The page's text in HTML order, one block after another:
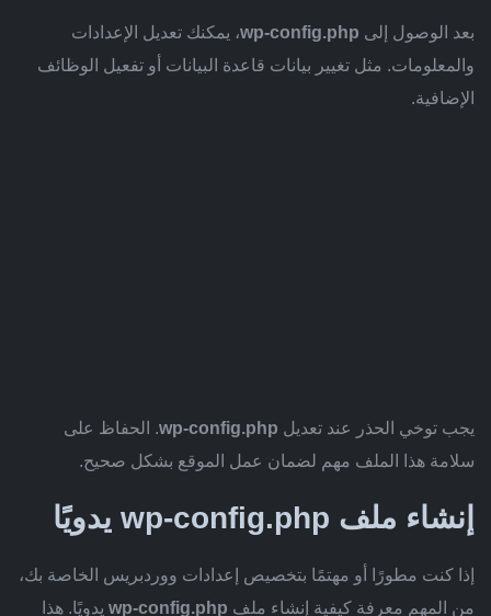
بعد الوصول إلى wp-config.php، يمكنك تعديل الإعدادات
والمعلومات. مثل تغيير بيانات قاعدة البيانات أو تفعيل الوظائف
الإضافية.
يجب توخي الحذر عند تعديل wp-config.php. الحفاظ على
سلامة هذا الملف مهم لضمان عمل الموقع بشكل صحيح.
إنشاء ملف wp-config.php يدويًا
إذا كنت مطورًا أو مهتمًا بتخصيص إعدادات ووردبريس الخاصة بك،
من المهم معرفة كيفية إنشاء ملف wp-config.php يدويًا. هذا